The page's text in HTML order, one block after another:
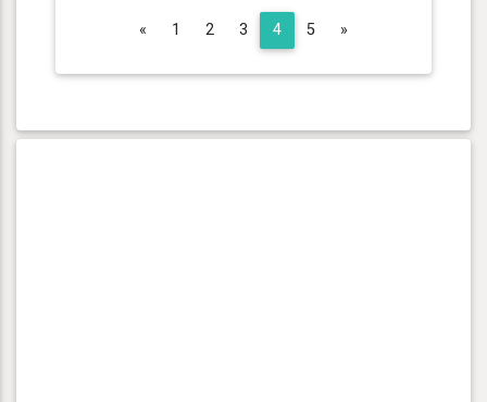
« Previous
1 2 3 4 5 »